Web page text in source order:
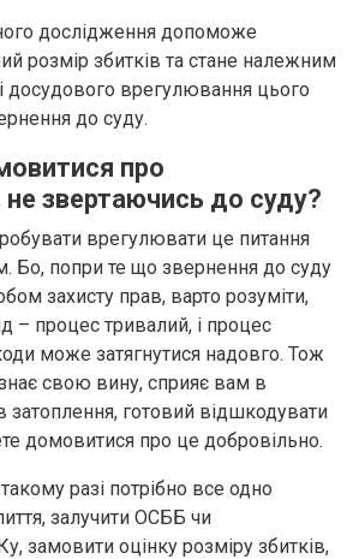
дослідження допоможе
розмір збитків та стане належним
досудового врегулювання цього
до суду.
про
звертаючись до суду?
врегулювати це питання
Бо, попри те що звернення до суду
захисту прав, варто розуміти,
– процес тривалий, і процес
може затягнутися надовго. Тож
свою вину, сприяє вам в
затоплення, готовий відшкодувати
домовитися про це добровільно.
разі потрібно все одно
залучити ОСББ чи
замовити оцінку розміру збитків,